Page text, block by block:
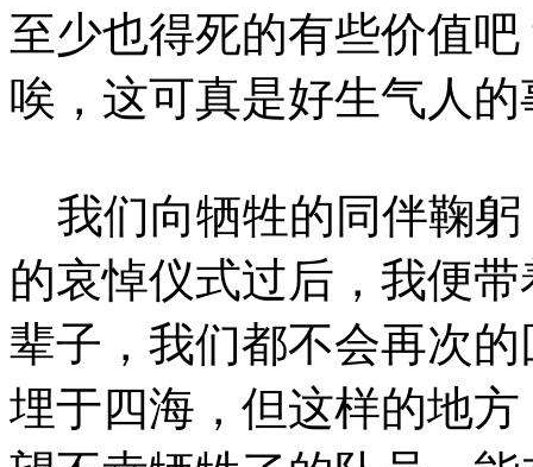
至少也得死的有些价值
唉，这可真是好生气人
我们向牺牲的同伴鞠躬
的哀悼仪式过后，我便
辈子，我们都不会再次
埋于四海，但这样的地